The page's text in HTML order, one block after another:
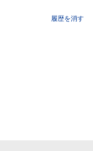
履歴を消す